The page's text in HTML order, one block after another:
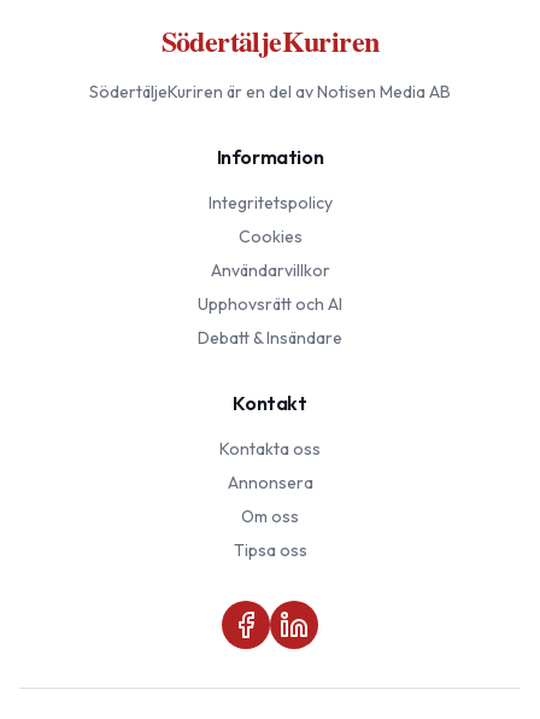
SödertäljeKuriren
SödertäljeKuriren är en del av Notisen Media AB
Information
Integritetspolicy
Cookies
Användarvillkor
Upphovsrätt och AI
Debatt & Insändare
Kontakt
Kontakta oss
Annonsera
Om oss
Tipsa oss